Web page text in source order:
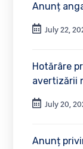
Anunț
July 22,
Hotărâre
avertizării
July 20,
Anunț